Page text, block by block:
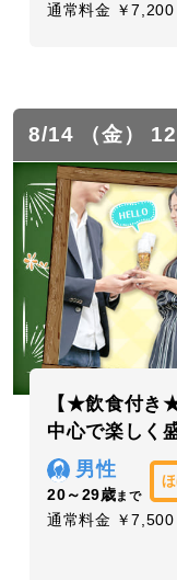
通常料金 ￥7,200
8/14 （金）
【★飲食付き
中心で楽しく
男性
20～29歳まで
通常料金 ￥7,500